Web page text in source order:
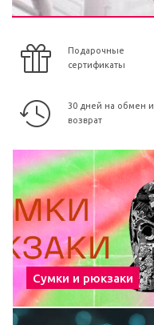
Подарочные
сертификаты
30 дней на обмен и
возврат
Сумки и рюкзаки